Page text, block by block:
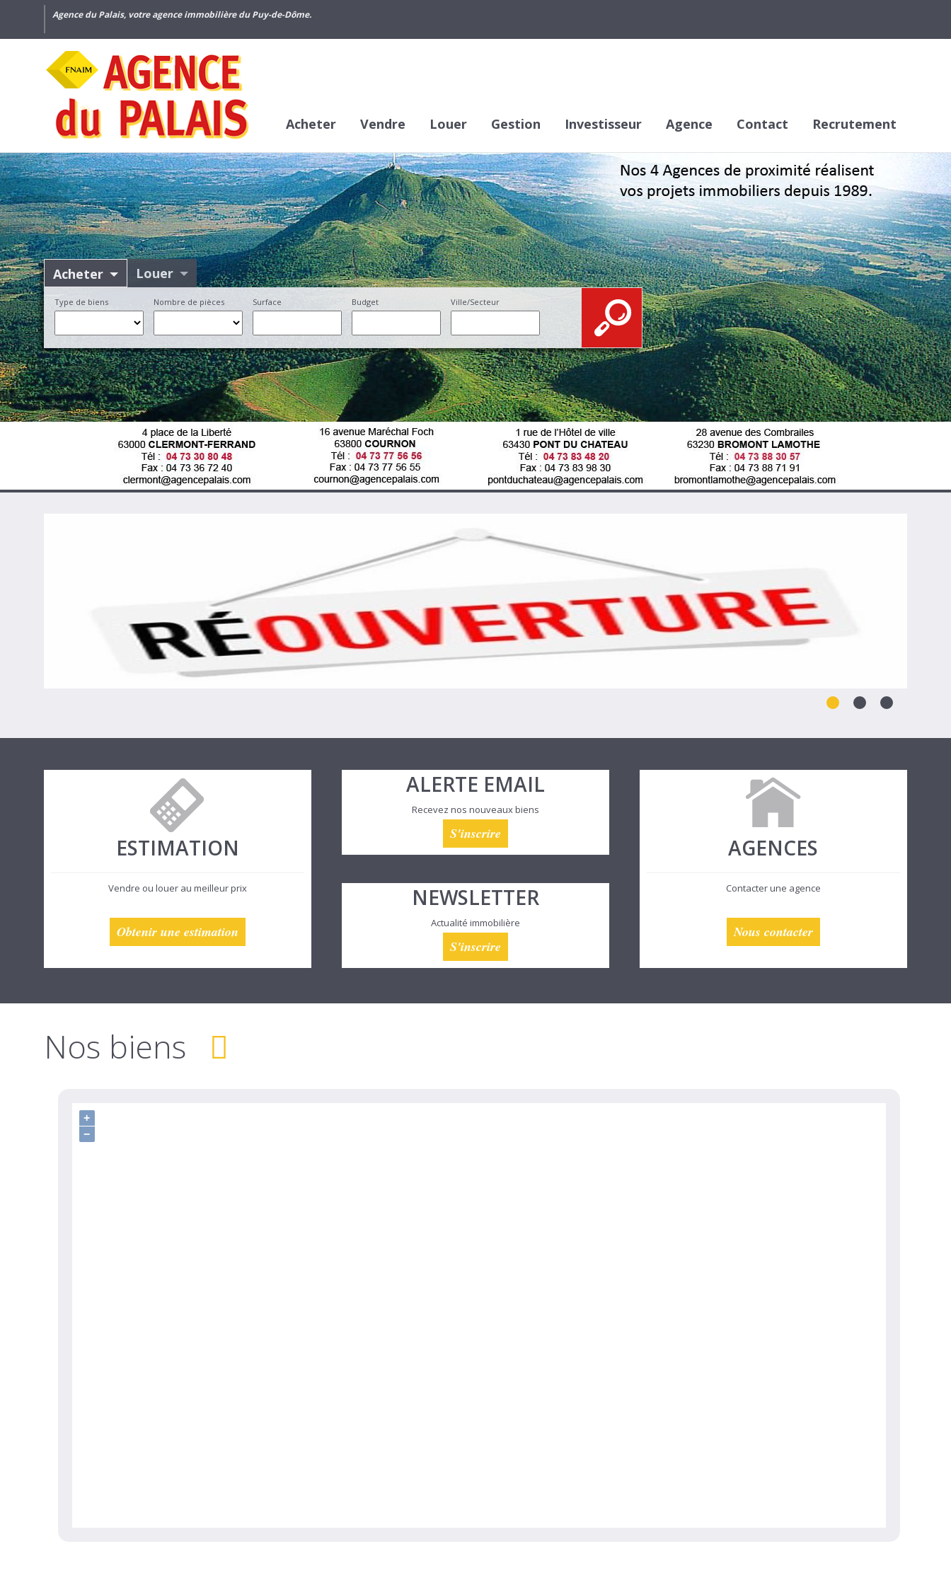
Agence du Palais, votre agence immobilière du Puy-de-Dôme.
Acheter Vendre Louer Gestion Investisseur Agence Contact Recrutement
Acheter Louer
Type de biens Nombre de pièces Surface Budget Ville/Secteur
Dessiner
sur la
carte
ESTIMATION
Vendre ou louer au meilleur prix
Obtenir une estimation
ALERTE EMAIL
Recevez nos nouveaux biens
S'inscrire
NEWSLETTER
Actualité immobilière
S'inscrire
AGENCES
Contacter une agence
Nous contacter
Nos biens
+
−